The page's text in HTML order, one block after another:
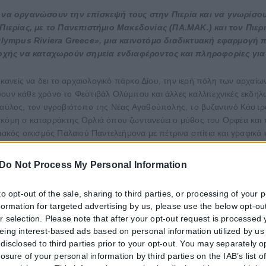
Do Not Process My Personal Information
opt-out of the sale, sharing to third parties, or processing of your
for targeted advertising by us, please use the below opt-
selection. Please note that after your opt-out request is processed
interest-based ads based on personal information utilized by
to third parties prior to your opt-out. You may separately
of your personal information by third parties on the IAB’s list of
οργανώσουν την επίσκεψή τους στην Πιερία και να
με το Πανεπιστήμιο Μακεδονίας (ΠΑ.ΜΑΚ.) και τον
Riviera Greece», μια καινοτόμο διαδικτυακή εφαρμογή
να καταχωρούν σημεία ενδιαφέροντος και πληροφορίες για
να δει το αρχαιολογικό πάρκο Δίου, την ιερή πόλη των
κάθε χρόνο το Φεστιβάλ Ολύμπου και άλλες καλλιτεχνικές
τον υγροβιότοπο της Νέας Αγαθούπολης, το βυζαντινό
ο καταρράκτης Ορλιά όπου ζωντανεύει ο μύθος του Ορφέα
Παλαιού Παντελεήμονα με πέτρινα σπίτια και γραφικά
φαράγγι του Ενιπέα και πολλά ακόμη.
Πανεπιστήμιο Μακεδονίας, ο αντιπρύτανης Εξωστρέφειας και
προσπάθειας είναι η «πλατφόρμα να αποτελέσει ένα σημείο
αξιοποιηθεί καινοτομίες και τεχνολογικά στοιχεία όπως η
τους φορείς, τους οργανισμούς, τους πολίτες και τους